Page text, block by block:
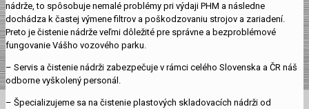
nádrže, to spôsobuje nemalé problémy pri výdaji PHM a následne
dochádza k častej výmene filtrov a poškodzovaniu strojov a zariadení.
Preto je čistenie nádrže veľmi dôležité pre správne a bezproblémové
fungovanie Vášho vozového parku.
– Servis a čistenie nádrži zabezpečuje v rámci celého Slovenska a ČR náš
odborne vyškolený personál.
– Špecializujeme sa na čistenie plastových skladovacích nádrži od